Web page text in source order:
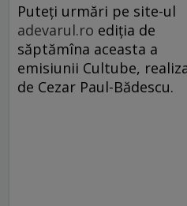
Puteţi urmări pe site-ul
adevarul.ro ediţia de
săptămîna aceasta a
emisiunii Cultube,
de Cezar Paul-Bădescu.